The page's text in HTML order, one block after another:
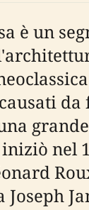
è un
grande
nel